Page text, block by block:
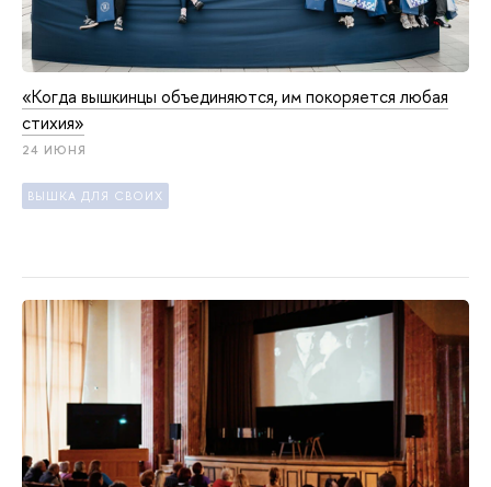
«Когда вышкинцы объ­еди­ня­ют­ся, им покоряется любая
стихия»
24 ИЮНЯ
ВЫШКА ДЛЯ СВОИХ